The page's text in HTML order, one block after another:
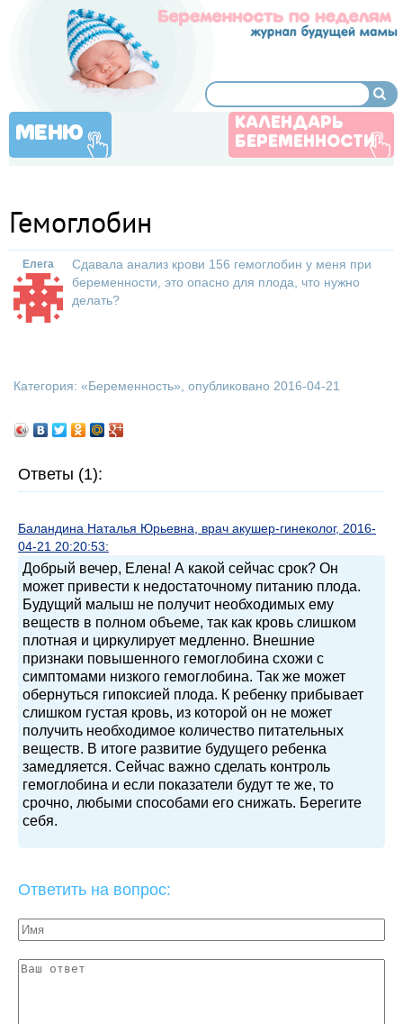
МЕНЮ
КАЛЕНДАРЬ
БЕРЕМЕННОСТИ
Гемоглобин
Елега
Сдавала анализ крови 156 гемоглобин у меня при
беременности, это опасно для плода, что нужно
делать?
Категория: «Беременность», опубликовано 2016-04-21
Ответы (1):
Баландина Наталья Юрьевна, врач акушер-гинеколог, 2016-
04-21 20:20:53:
Добрый вечер, Елена! А какой сейчас срок? Он
может привести к недостаточному питанию плода.
Будущий малыш не получит необходимых ему
веществ в полном объеме, так как кровь слишком
плотная и циркулирует медленно. Внешние
признаки повышенного гемоглобина схожи с
симптомами низкого гемоглобина. Так же может
обернуться гипоксией плода. К ребенку прибывает
слишком густая кровь, из которой он не может
получить необходимое количество питательных
веществ. В итоге развитие будущего ребенка
замедляется. Сейчас важно сделать контроль
гемоглобина и если показатели будут те же, то
срочно, любыми способами его снижать. Берегите
себя.
Ответить на вопрос: